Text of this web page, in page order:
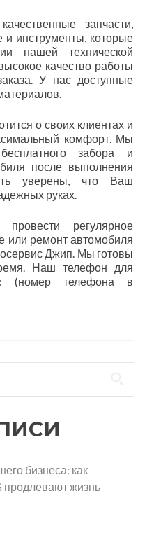
запчасти,
и инструменты, которые
нашей технической
качество работы
У нас доступные
о своих клиентах и
комфорт. Мы
забора и
после выполнения
уверены, что Ваш
руках.
регулярное
или ремонт автомобиля
Джип. Мы готовы
Наш телефон для
(номер телефона в
бизнеса: как
жизнь